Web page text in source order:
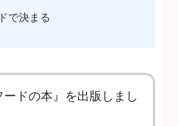
で決まる
ードの本』を出版しまし